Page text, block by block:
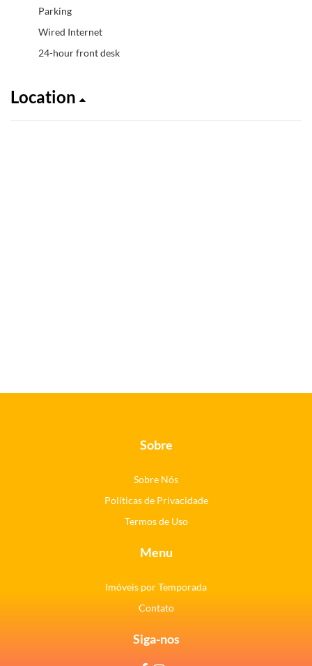
Parking
Wired Internet
24-hour front desk
Location
Sobre
Sobre Nós
Políticas de Privacidade
Termos de Uso
Menu
Imóveis por Temporada
Contato
Siga-nos